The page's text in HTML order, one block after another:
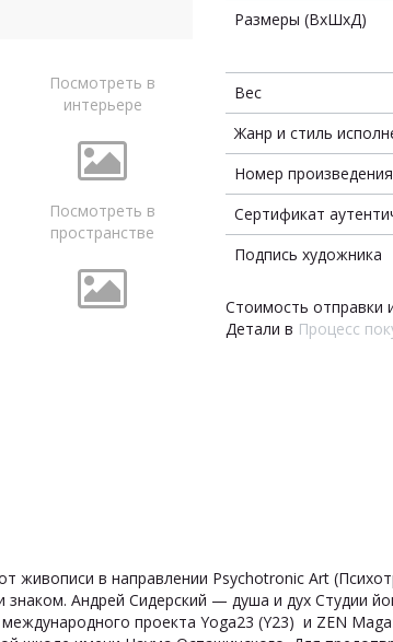
Посмотреть в
интерьере
Посмотреть в
пространстве
Размеры (ВxШxД)
Вес
Жанр и стиль
Номер
Сертификат
Подпись художника
Стоимость отправки
Детали в Процесс
живописи в направлении Psychotronic Art
знаком. Андрей Сидерский — душа и дух Студии
проекта Yoga23 (Y23) и ZEN